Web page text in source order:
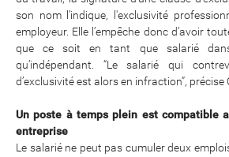
son nom l’indique, l'exclusivité
employeur. Elle l’empêche donc d’avoir
que ce soit en tant que salarié
qu’indépendant. “Le salarié qui
d’exclusivité est alors en infraction”, précise
Un poste à temps plein est compatible
entreprise
Le salarié ne peut pas cumuler deux